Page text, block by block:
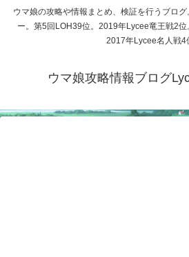
ウマ娘の攻略や情報まとめ、検証を行うブロ
ー。第5回LOH39位。2019年Lycee竜王戦2位
2017年Lycee名人戦4
ウマ娘攻略情報ブログ